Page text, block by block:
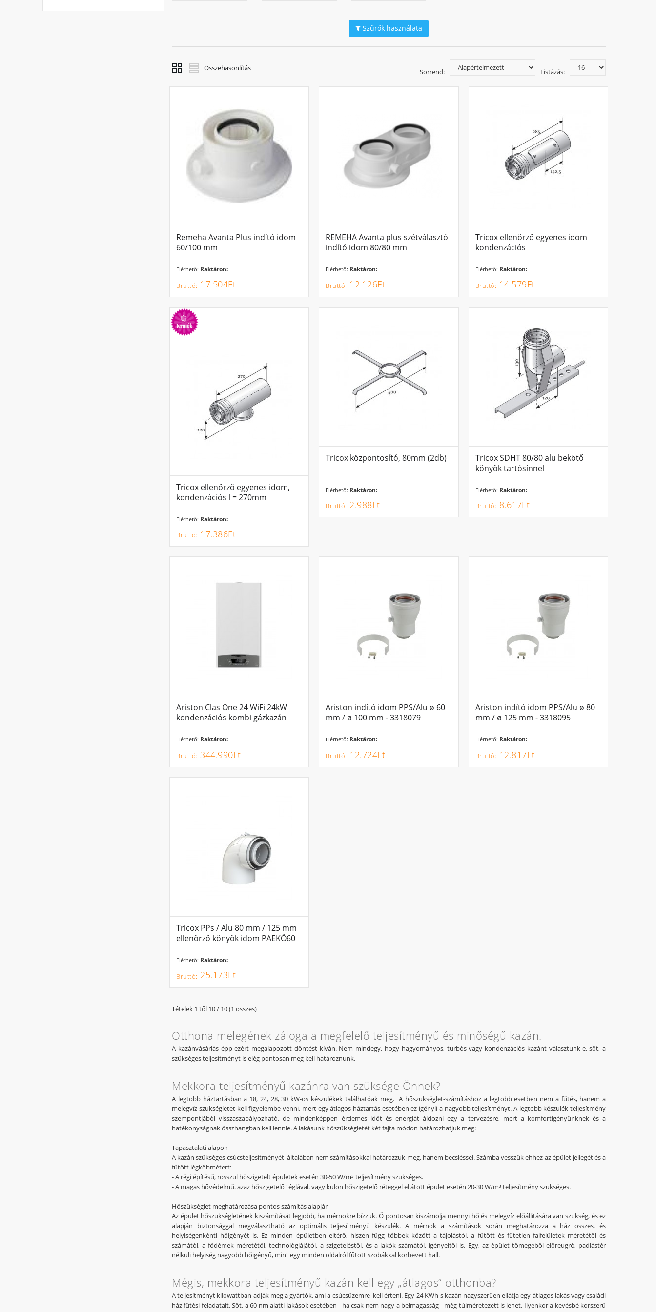
jelenti, hogy ilyen teljesítmény mellett is közel egyenértékű hatásfokkal tud üzemelni.
A melegvízellátáshoz szükséges teljesítmény
A „kombi” elnevezés arra utal, hogy a kazán kombinált üzemű, vagyis a fűtési meleg víz mellett használati meleg vizet is termel, azaz, meleg
vizet készít a csapok, zuhanyokhoz is. A cirkó szó a szivattyús keringetés rövid és frappáns megnevezése, ez a megoldás vált a
Megbízható márkákat kínálunk
A kazán kategóriában olyan megbízható márkákat talál, mint Bosch, Hajdu, Immergas, Remeha, Saunier Duval és Vaillant. A könnyebb
eligazodást segítve az alábbi menüpontok közül válogathat: álló kéményes gázkazán, álló kondenzációs gázkazán, fali gázkazán, fali
kondenzációs gázkazán. Ha kérdése merülne fel, hogy az Ön számára melyik a legmegfelelőbb választás, forduljon bizalommal
Tudta?
A kondenzációs kazán működésekor a földgáz vagy PB-gáz égése során a gázban levő hidrogén és a levegő oxigénje egyesülnek, ennek
távozik a rendszerből, így nem lesz hasznosítva. Kb. 11 %-nyi energiát veszítünk így el. A kondenzációs kazán viszont kondenzálja a vízgőzt,
és az ezáltal nyert plusz energiát is hasznosítja számunkra.
Szűrők használata
Összehasonlítás Sorrend: Listázás:
Remeha Avanta Plus indító idom
60/100 mm
Elérhető: Raktáron:
17.504Ft
REMEHA Avanta plus szétválasztó
indító idom 80/80 mm
Elérhető: Raktáron:
12.126Ft
Tricox ellenörző egyenes idom
kondenzációs
Elérhető: Raktáron:
14.579Ft
Tricox ellenőrző egyenes idom,
kondenzációs l = 270mm
Elérhető: Raktáron:
17.386Ft
Tricox központosító, 80mm (2db)
Elérhető: Raktáron:
2.988Ft
Tricox SDHT 80/80 alu bekötő
könyök tartósínnel
Elérhető: Raktáron:
8.617Ft
Ariston Clas One 24 WiFi 24kW
kondenzációs kombi gázkazán
Elérhető: Raktáron:
344.990Ft
Ariston indító idom PPS/Alu ø 60
mm / ø 100 mm - 3318079
Elérhető: Raktáron:
12.724Ft
Ariston indító idom PPS/Alu ø 80
mm / ø 125 mm - 3318095
Elérhető: Raktáron:
12.817Ft
Tricox PPs / Alu 80 mm / 125 mm
ellenörző könyök idom PAEKÖ60
Elérhető: Raktáron:
25.173Ft
Tételek 1 től 10 / 10 (1 összes)
Otthona melegének záloga a megfelelő teljesítményű és minőségű kazán.
A kazánvásárlás épp ezért megalapozott döntést kíván. Nem mindegy, hogy hagyományos, turbós vagy kondenzációs kazánt választunk-e, sőt, a
szükséges teljesítményt is elég pontosan meg kell határoznunk.
Mekkora teljesítményű kazánra van szüksége Önnek?
A legtöbb háztartásban a 18, 24, 28, 30 kW-os készülékek találhatóak meg. A hőszükséglet-számításhoz a legtöbb esetben nem a fűtés, hanem a
melegvíz-szükségletet kell figyelembe venni, mert egy átlagos háztartás esetében ez igényli a nagyobb teljesítményt. A legtöbb készülék teljesítmény
szempontjából visszaszabályozható, de mindenképpen érdemes időt és energiát áldozni egy a tervezésre, mert a komfortigényünknek és a
hatékonyságnak összhangban kell lennie. A lakásunk hőszükségletét két fajta módon határozhatjuk meg:
Tapasztalati alapon
A kazán szükséges csúcsteljesítményét általában nem számításokkal határozzuk meg, hanem becsléssel. Számba vesszük ehhez az épület jellegét és a
fűtött légköbmétert:
- A régi építésű, rosszul hőszigetelt épületek esetén 30-50 W/m³ teljesítmény szükséges.
- A magas hővédelmű, azaz hőszigetelő téglával, vagy külön hőszigetelő réteggel ellátott épület esetén 20-30 W/m³ teljesítmény szükséges.
Hőszükséglet meghatározása pontos számítás alapján
Az épület hőszükségletének kiszámítását legjobb, ha mérnökre bízzuk. Ő pontosan kiszámolja mennyi hő és melegvíz előállítására van szükség, és ez
alapján biztonsággal megválasztható az optimális teljesítményű készülék. A mérnök a számítások során meghatározza a ház összes, és
helyiségenkénti hőigényét is. Ez minden épületben eltérő, hiszen függ többek között a tájolástól, a fűtött és fűtetlen falfelületek méretétől és
számától, a födémek méretétől, technológiájától, a szigeteléstől, és a lakók számától, igényeitől is. Egy, az épület tömegéből előreugró, padlástér
nélküli helyiség nagyobb hőigényű, mint egy minden oldalról fűtött szobákkal körbevett hall.
Mégis, mekkora teljesítményű kazán kell egy „átlagos” otthonba?
A teljesítményt kilowattban adják meg a gyártók, ami a csúcsüzemre kell érteni. Egy 24 KWh-s kazán nagyszerűen ellátja egy átlagos lakás vagy családi
ház fűtési feladatait. Sőt, a 60 nm alatti lakások esetében - ha csak nem nagy a belmagasság - még túlméretezett is lehet. Ilyenkor a kevésbé korszerű